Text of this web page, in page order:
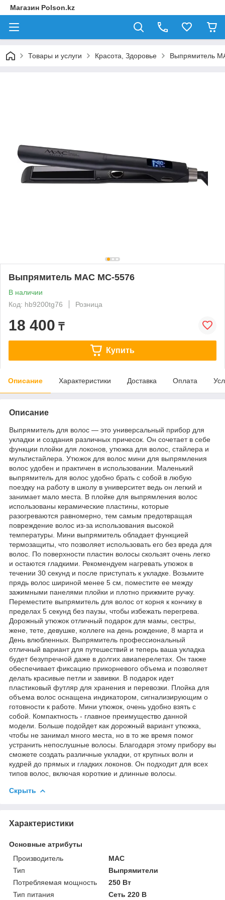
Магазин Polson.kz
Товары и услуги Красота, Здоровье Выпрямитель
Выпрямитель MAC MC-5576
В наличии
Код: hb9200tg76
Розница
18 400 ₸
Купить
Описание Характеристики Доставка Оплата
Описание
Выпрямитель для волос — это универсальный прибор для
укладки и создания различных причесок. Он сочетает в себе
функции плойки для локонов, утюжка для волос, стайлера и
мультистайлера. Утюжок для волос мини для выпрямления
волос удобен и практичен в использовании. Маленький
выпрямитель для волос удобно брать с собой в любую
поездку на работу в школу в университет ведь он легкий и
занимает мало места. В плойке для выпрямления волос
использованы керамические пластины, которые
разогреваются равномерно, тем самым предотвращая
повреждение волос из-за использования высокой
температуры. Мини выпрямитель обладает функцией
термозащиты, что позволяет использовать его без вреда для
волос. По поверхности пластин волосы скользят очень легко
и остаются гладкими. Рекомендуем нагревать утюжок в
течении 30 секунд и после приступать к укладке. Возьмите
прядь волос шириной менее 5 см, поместите ее между
зажимными панелями плойки и плотно прижмите ручку.
Переместите выпрямитель для волос от корня к кончику в
пределах 5 секунд без паузы, чтобы избежать перегрева.
Дорожный утюжок отличный подарок для мамы, сестры,
жене, тете, девушке, коллеге на день рождение, 8 марта и
День влюбленных. Выпрямитель профессиональный
отличный вариант для путешествий и теперь ваша укладка
будет безупречной даже в долгих авиаперелетах. Он также
обеспечивает фиксацию прикорневого объема и позволяет
делать красивые петли и завивки. В подарок идет
пластиковый футляр для хранения и перевозки. Плойка для
объема волос оснащена индикатором, сигнализирующим о
готовности к работе. Мини утюжок, очень удобно взять с
собой. Компактность - главное преимущество данной
модели. Больше подойдет как дорожный вариант утюжка,
чтобы не занимал много места, но в то же время помог
устранить непослушные волосы. Благодаря этому прибору вы
сможете создать различные укладки, от крупных волн и
кудрей до прямых и гладких локонов. Он подходит для всех
типов волос, включая короткие и длинные волосы.
Скрыть
Характеристики
Основные атрибуты
Производитель
MAC
Тип
Выпрямители
Потребляемая мощность
250 Вт
Тип питания
Сеть 220 В